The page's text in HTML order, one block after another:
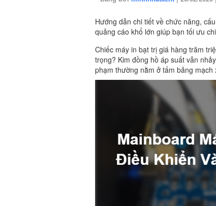
Hướng dẫn chi tiết về chức năng,
quảng cáo khổ lớn giúp bạn tối ưu
Chiếc máy in bạt trị giá hàng trăm
trọng? Kim đồng hồ áp suất vẫn
phạm thường nằm ở tấm bảng